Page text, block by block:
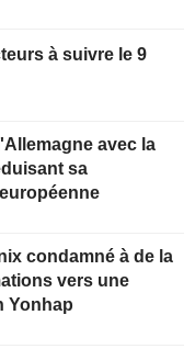
à suivre le 9
avec la
sa
condamné à de la
vers une
Yonhap